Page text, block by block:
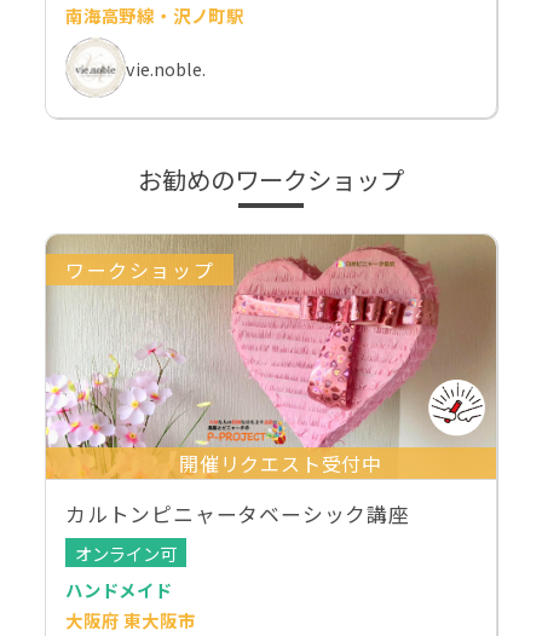
南海高野線・沢ノ町駅
vie.noble.
お勧めのワークショップ
ワークショップ
開催リクエスト受付中
カルトンピニャータベーシック講座
オンライン可
ハンドメイド
大阪府 東大阪市